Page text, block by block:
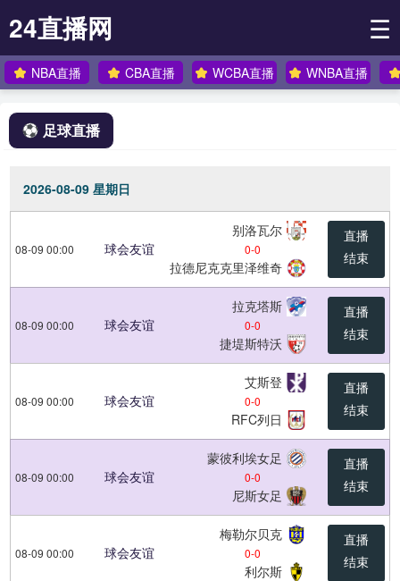
24直播网 ☰
NBA直播 CBA直播 WCBA直播 WNBA直播
足球直播
2026-08-09 星期日
08-09 00:00 球会友谊
别洛瓦尔
0-0
拉德尼克克里泽维奇
直播
结束
08-09 00:00 球会友谊
拉克塔斯
0-0
捷堤斯特沃
直播
结束
08-09 00:00 球会友谊
艾斯登
0-0
RFC列日
直播
结束
08-09 00:00 球会友谊
蒙彼利埃女足
0-0
尼斯女足
直播
结束
08-09 00:00 球会友谊
梅勒尔贝克
0-0
利尔斯
直播
结束